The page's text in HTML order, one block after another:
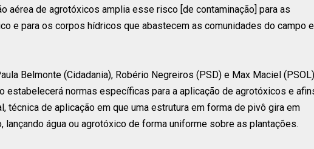
aérea de agrotóxicos amplia esse risco [de contaminação] para as
e para os corpos hídricos que abastecem as comunidades do campo e
Belmonte (Cidadania), Robério Negreiros (PSD) e Max Maciel
estabelecerá normas específicas para a aplicação de agrotóxicos e
técnica de aplicação em que uma estrutura em forma de pivô gira em
lançando água ou agrotóxico de forma uniforme sobre as plantações.